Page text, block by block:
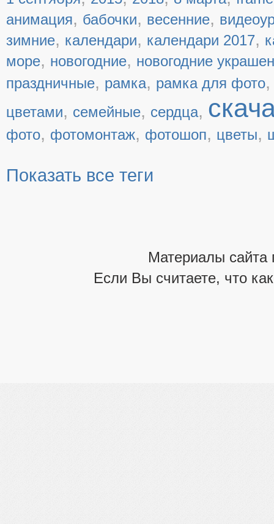
анимация, бабочки, весенние,
зимние, календари, календари 2017,
море, новогодние, новогодние
праздничные, рамка, рамка для фото
цветами, семейные, сердца,
фото, фотомонтаж, фотошоп, цветы,
Показать все теги
Материалы сайта
Если Вы считаете, что